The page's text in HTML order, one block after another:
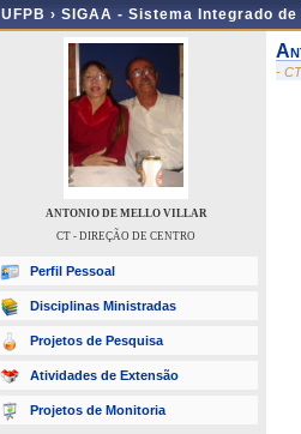
UFPB › SIGAA - Sistema Integrado
ANTONIO DE MELLO VILLAR
CT - DIREÇÃO DE CENTRO
Perfil Pessoal
Disciplinas Ministradas
Projetos de Pesquisa
Atividades de Extensão
Projetos de Monitoria
-